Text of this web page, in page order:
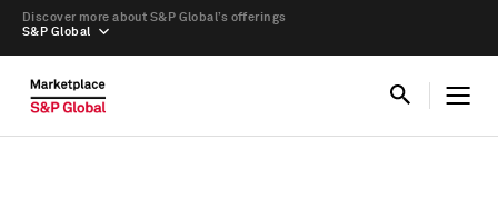
S&P Global
Discover more about S&P Global’s offerings